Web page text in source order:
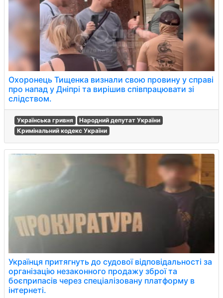
Охоронець Тищенка визнали свою провину у справі
про напад у Дніпрі та вирішив співпрацювати зі
слідством.
Українська гривня
Народний депутат України
Кримінальний кодекс України
Українця притягнуть до судової відповідальності за
організацію незаконного продажу зброї та
боєприпасів через спеціалізовану платформу в
інтернеті.